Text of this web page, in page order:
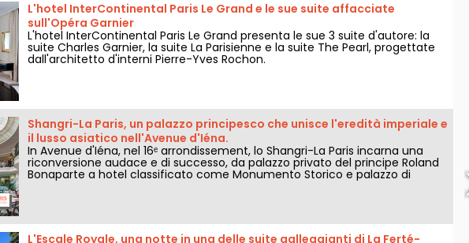
L'hotel InterContinental Paris Le Grand e le sue suite affacciate
sull'Opéra Garnier
L'hotel InterContinental Paris Le Grand presenta le sue 3 suite d'autore: la
suite Charles Garnier, la suite La Parisienne e la suite The Pearl, progettate
dall'architetto d'interni Pierre-Yves Rochon.
Shangri-La Paris, un palazzo principesco che unisce l'eredità imperiale e
il lusso asiatico nell'Avenue d'Iéna.
In Avenue d'Iéna, nel 16ᵉ arrondissement, lo Shangri-La Paris incarna una
riconversione audace e di successo, da palazzo privato del principe Roland
Bonaparte a hotel classificato come Monumento Storico e palazzo di
L'Escale Royale, una notte in una delle suite galleggianti di La Ferté-